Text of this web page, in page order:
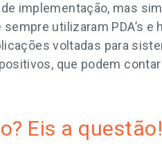
implementação, mas
utilizaram PDA’s
voltadas para
que podem
Eis a questão!